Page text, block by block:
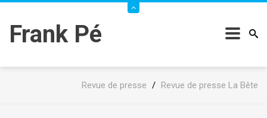
Frank Pé
Revue de presse / Revue de presse La Bête